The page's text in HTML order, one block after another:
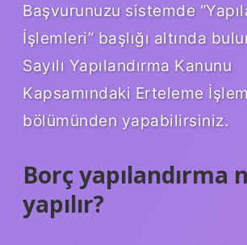
Başvurunuzu sistemde
İşlemleri” başlığı altında
Sayılı Yapılandırma Kanunu
Kapsamındaki Erteleme
bölümünden yapabilirsiniz.
Borç yapılandırma
yapılır?